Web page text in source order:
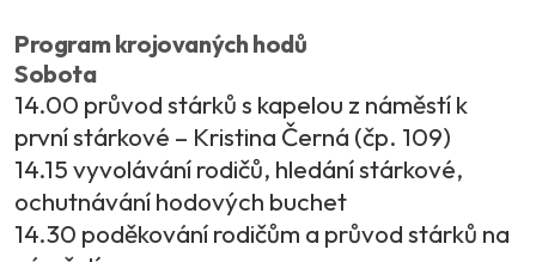
Program krojovaných hodů
Sobota
14.00 průvod stárků s kapelou z náměstí k
první stárkové – Kristina Černá (čp. 109)
14.15 vyvolávání rodičů, hledání stárkové,
ochutnávání hodových buchet
14.30 poděkování rodičům a průvod stárků na